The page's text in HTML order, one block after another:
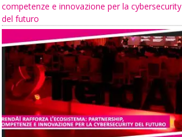
competenze e innovazione per la cybersecurity
del futuro